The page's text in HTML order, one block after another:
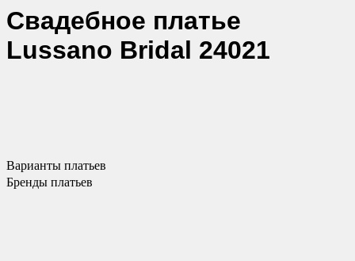
Свадебное платье
Lussano Bridal 24021
Вариантыплатьев
Брендыплатьев